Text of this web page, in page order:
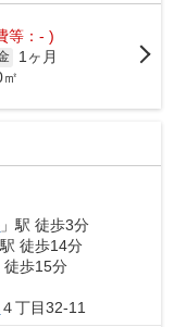
等：- )
1ヶ月
」駅 徒歩3分
駅 徒歩14分
徒歩15分
４丁目32-11